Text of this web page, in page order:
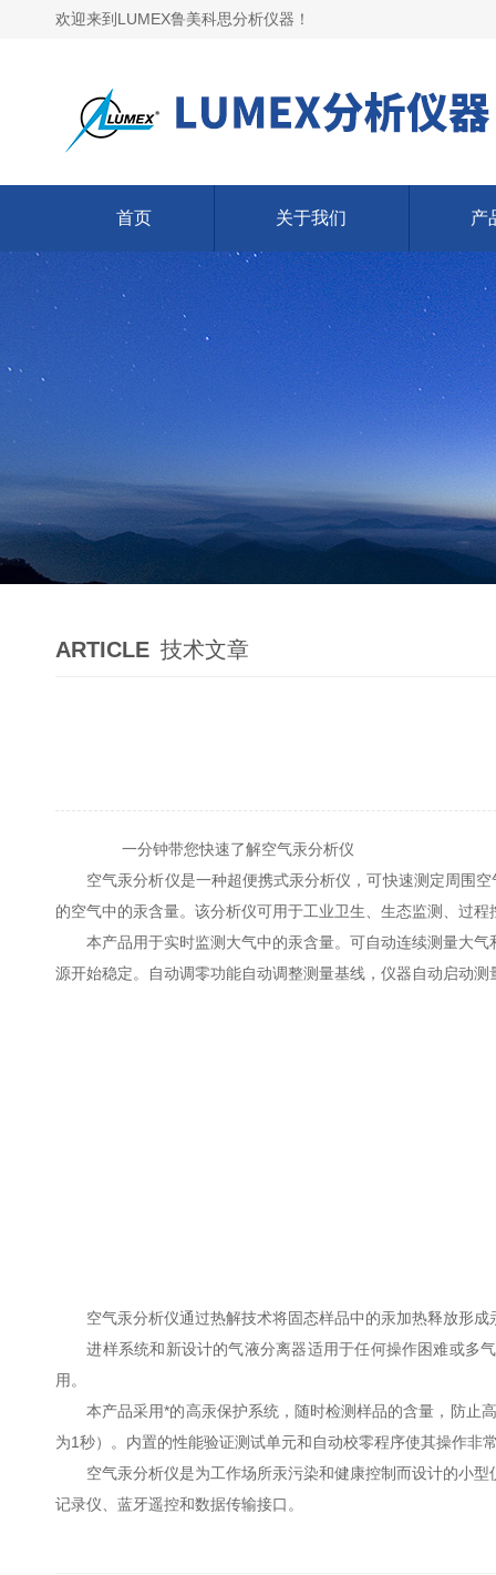
欢迎来到LUMEX鲁美科思分析仪器！
首页 关于我们 产
ARTICLE 技术文章
一分钟带您快速了解空气汞分析仪
空气汞分析仪是一种超便携式汞分析仪，可快速测定周围空
的空气中的汞含量。该分析仪可用于工业卫生、生态监测、过程
本产品用于实时监测大气中的汞含量。可自动连续测量大气
源开始稳定。自动调零功能自动调整测量基线，仪器自动启动
空气汞分析仪通过热解技术将固态样品中的汞加热释放形成
进样系统和新设计的气液分离器适用于任何操作困难或多气
用。
本产品采用*的高汞保护系统，随时检测样品的含量，防止高
为1秒）。内置的性能验证测试单元和自动校零程序使其操作非
空气汞分析仪是为工作场所汞污染和健康控制而设计的小型
记录仪、蓝牙遥控和数据传输接口。